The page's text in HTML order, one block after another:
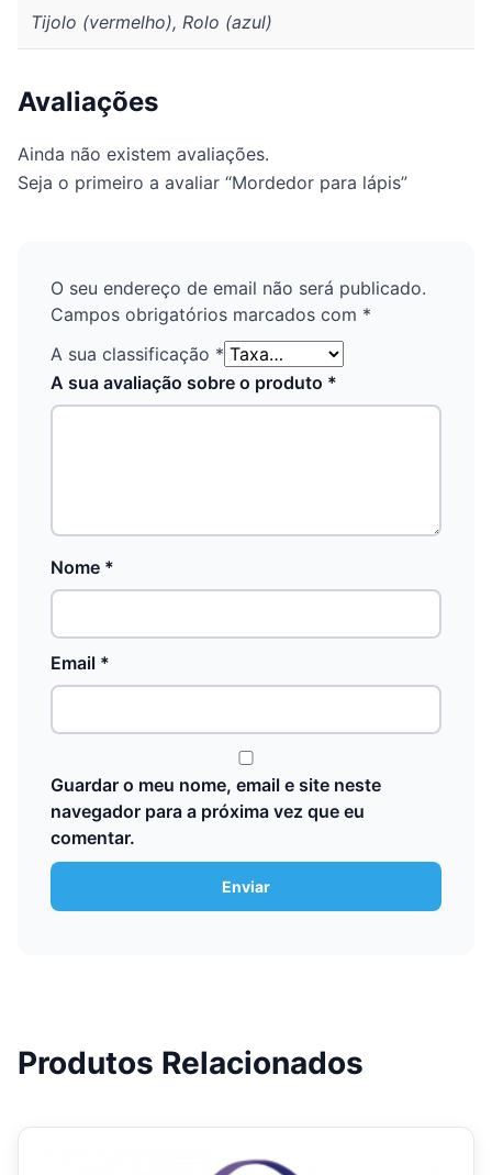
Tijolo (vermelho), Rolo (azul)
Avaliações
Ainda não existem avaliações.
Seja o primeiro a avaliar “Mordedor para lápis”
O seu endereço de email não será publicado.
Campos obrigatórios marcados com *
A sua classificação *
A sua avaliação sobre o produto *
Nome *
Email *
Guardar o meu nome, email e site neste
navegador para a próxima vez que eu
comentar.
Produtos Relacionados